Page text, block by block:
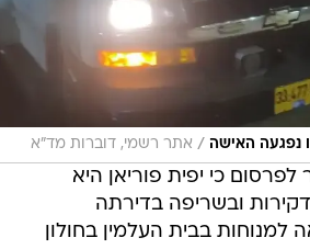
נפגעה האישה / אתר רשמי, דוברות מד"א
כי יפית פוריאן היא
ובשריפה בדירתה
למנוחות בבית העלמין בחולון